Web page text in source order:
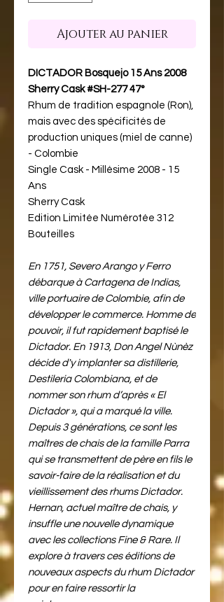
Ajouter au panier
DICTADOR Bosquejo 15 Ans 2008
Sherry Cask #SH-277 47°
Rhum de tradition espagnole (Ron),
mais avec des spécificités de
production uniques (miel de canne)
- Colombie
Single Cask - Millésime 2008 - 15
Ans
Sherry Cask
Edition Limitée Numérotée 312
Bouteilles
En 1751, Severo Arango y Ferro
débarque à Cartagena de Indias,
ville portuaire de Colombie, afin de
développer le commerce. Homme de
pouvoir, il fut rapidement baptisé le
Dictador. En 1913, Don Angel Nùnèz
décide d'y implanter sa distillerie,
Destileria Colombiana, et de
nommer son rhum d’après « El
Dictador », qui a marqué la ville.
Depuis 3 générations, ce sont les
maîtres de chais de la famille Parra
qui se transmettent de père en fils le
savoir-faire de la réalisation et du
vieillissement des rhums Dictador.
Hernan, actuel maître de chais, y
insuffle une nouvelle dynamique
avec les collections Fine & Rare. Il
explore à travers ces éditions de
nouveaux aspects du rhum Dictador
pour en faire ressortir la